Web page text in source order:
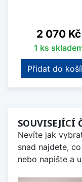
Cena
2 070 Kč
1 ks
Přidat do
SOUVISEJÍCÍ
Nevíte jak
snad najdete,
nebo napište a